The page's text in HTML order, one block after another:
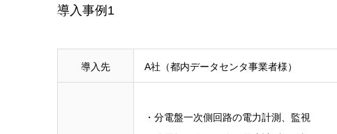
導入事例1
導入先 A社（都内データセンタ事業者様）
・分電盤一次側回路の電力計測、監視